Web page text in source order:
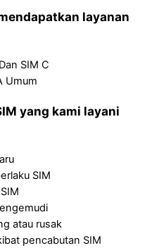
layanan
SIM C
Umum
yang kami layani
SIM
atau rusak
pencabutan SIM